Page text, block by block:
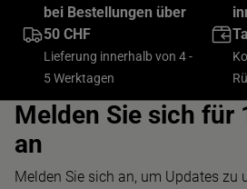
bei Bestellungen über
50 CHF
Lieferung innerhalb von 4 -
5 Werktagen
Melden Sie sich für
an
Melden Sie sich an, um Updates zu